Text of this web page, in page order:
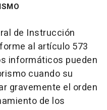
de Instrucción
al artículo 573
informáticos pueden
cuando su
gravemente el orden
de los